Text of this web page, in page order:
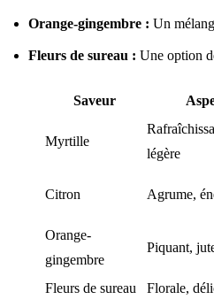
Orange-gingembre : Un
Fleurs de sureau : Une option
Saveur
Myrtille
légère
Citron Agrume,
Orange-
gingembre
Piquant,
Fleurs de sureau Florale,